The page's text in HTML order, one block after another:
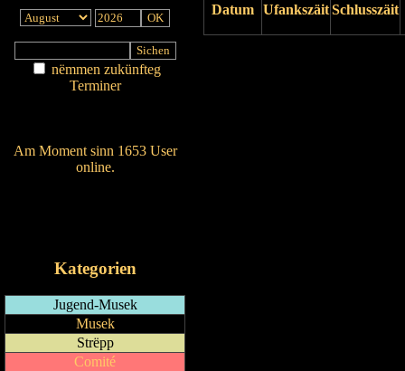
nëmmen zukünfteg
Terminer
Am Moment sinn 1653 User
online.
Kategorien
Jugend-Musek
Musek
Strëpp
Comité
Datum UfankszäitSchlusszäit